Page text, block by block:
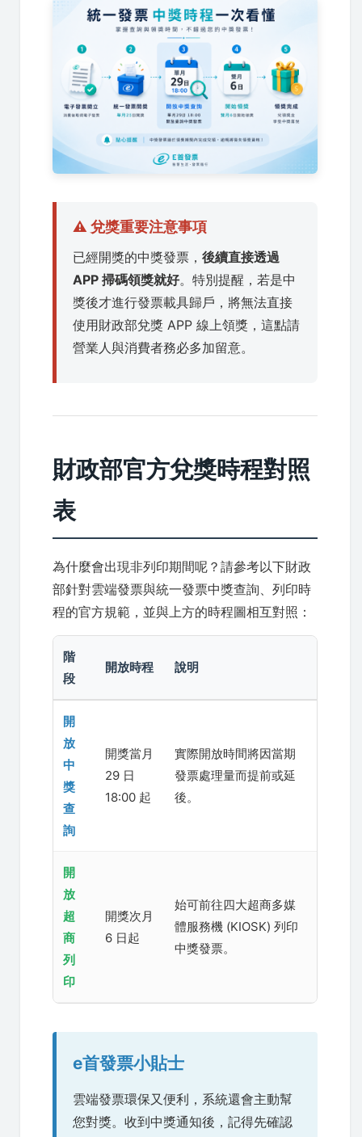
⚠️ 兌獎重要注意事項
已經開獎的中獎發票， 後續直接透過
APP 掃碼領獎就好。特別提醒，若是中
獎後才進行發票載具歸戶，將無法直接
使用財政部兌獎 APP 線上領獎，這點請
營業人與消費者務必多加留意。
財政部官方兌獎時程對照
表
為什麼會出現非列印期間呢？請參考以下財政
部針對雲端發票與統一發票中獎查詢、列印時
程的官方規範，並與上方的時程圖相互對照：
階
段
開放時程 說明
開
放
中
獎
查
詢
開獎當月
29 日
18:00 起
實際開放時間將因當期
發票處理量而提前或延
後。
開
放
超
商
列
印
開獎次月
6 日起
始可前往四大超商多媒
體服務機 (KIOSK) 列印
中獎發票。
e首發票小貼士
雲端發票環保又便利，系統還會主動幫
您對獎。收到中獎通知後，記得先確認